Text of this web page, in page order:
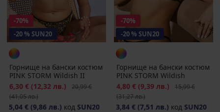
-70%
-20 % SUN20
Горнище на бански костюм
PINK STORM Wildish II
Намаление
6,30 € (12,32 лв.) Първоначална цена
20,99 €
(41,05 лв.)
5,04 € (9,86 лв.) код SUN20
-70%
-20 % SUN20
Горнище на бански костюм
PINK STORM Wildish
Намаление
4,80 € (9,39 лв.) Първоначална
15,99 €
(31,27 лв.)
3,84 € (7,51 лв.) код SUN20